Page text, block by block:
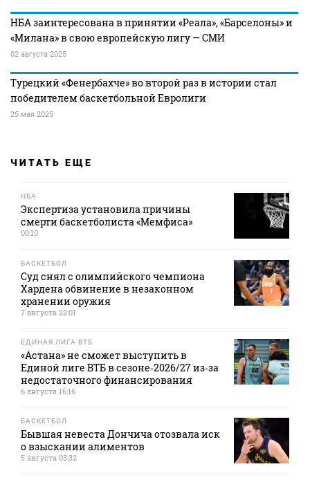
НБА заинтересована в принятии «Реала», «Барселоны» и
«Милана» в свою европейскую лигу — СМИ
02 августа 2025
Турецкий «Фенербахче» во второй раз в истории стал
победителем баскетбольной Евролиги
25 мая 2025
ЧИТАТЬ ЕЩЕ
НБА
Экспертиза установила причины
смерти баскетболиста «Мемфиса»
00:10
БАСКЕТБОЛ
Суд снял с олимпийского чемпиона
Хардена обвинение в незаконном
хранении оружия
7 августа 22:01
ЕДИНАЯ ЛИГА ВТБ
«Астана» не сможет выступить в
Единой лиге ВТБ в сезоне‑2026/27 из‑за
недостаточного финансирования
6 августа 16:16
БАСКЕТБОЛ
Бывшая невеста Дончича отозвала иск
о взыскании алиментов
5 августа 03:32